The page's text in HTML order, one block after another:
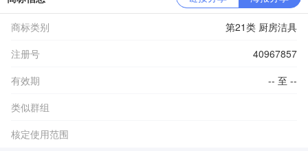
商标类别
第21类 厨房洁具
注册号
40967857
有效期
-- 至 --
类似群组
核定使用范围